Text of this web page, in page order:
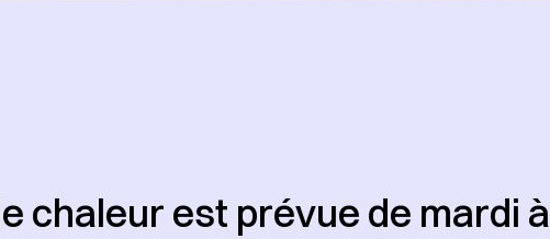
chaleur est prévue de mardi à